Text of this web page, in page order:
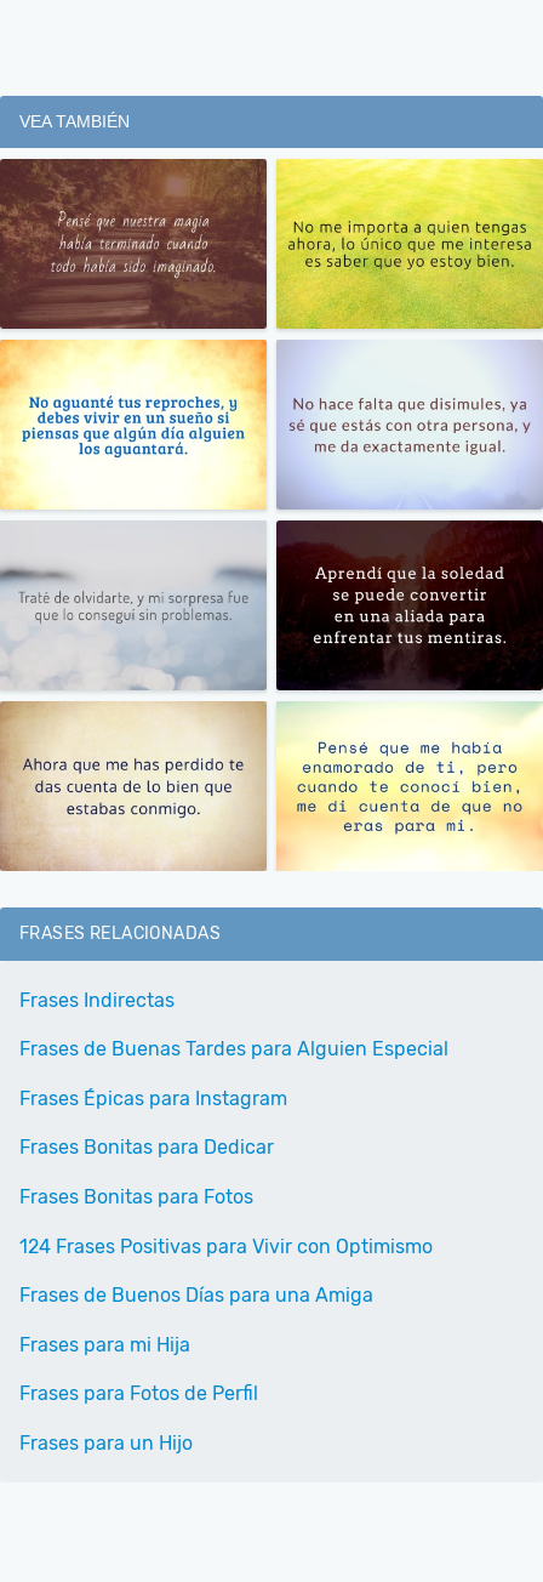
VEA TAMBIÉN
FRASES RELACIONADAS
Frases Indirectas
Frases de Buenas Tardes para Alguien Especial
Frases Épicas para Instagram
Frases Bonitas para Dedicar
Frases Bonitas para Fotos
124 Frases Positivas para Vivir con Optimismo
Frases de Buenos Días para una Amiga
Frases para mi Hija
Frases para Fotos de Perfil
Frases para un Hijo